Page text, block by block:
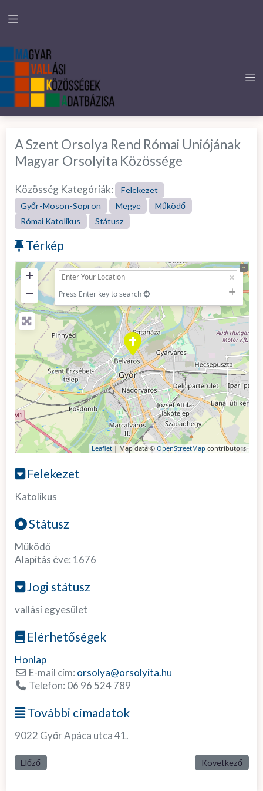
A Szent Orsolya Rend Római Uniójának
Magyar Orsolyita Közössége
Közösség Kategóriák:
Felekezet
Győr-Moson-Sopron
Megye
Működő
Római Katolikus
Státusz
Térkép
+
−
Press Enter key to search
Leaflet| Map data © OpenStreetMap contributors
Felekezet
Katolikus
Státusz
Működő
Alapítás éve: 1676
Jogi státusz
vallási egyesület
Elérhetőségek
Honlap
E-mail cím: orsolya@orsolyita.hu
Telefon: 06 96 524 789
További címadatok
9022 Győr Apáca utca 41.
Előző Következő